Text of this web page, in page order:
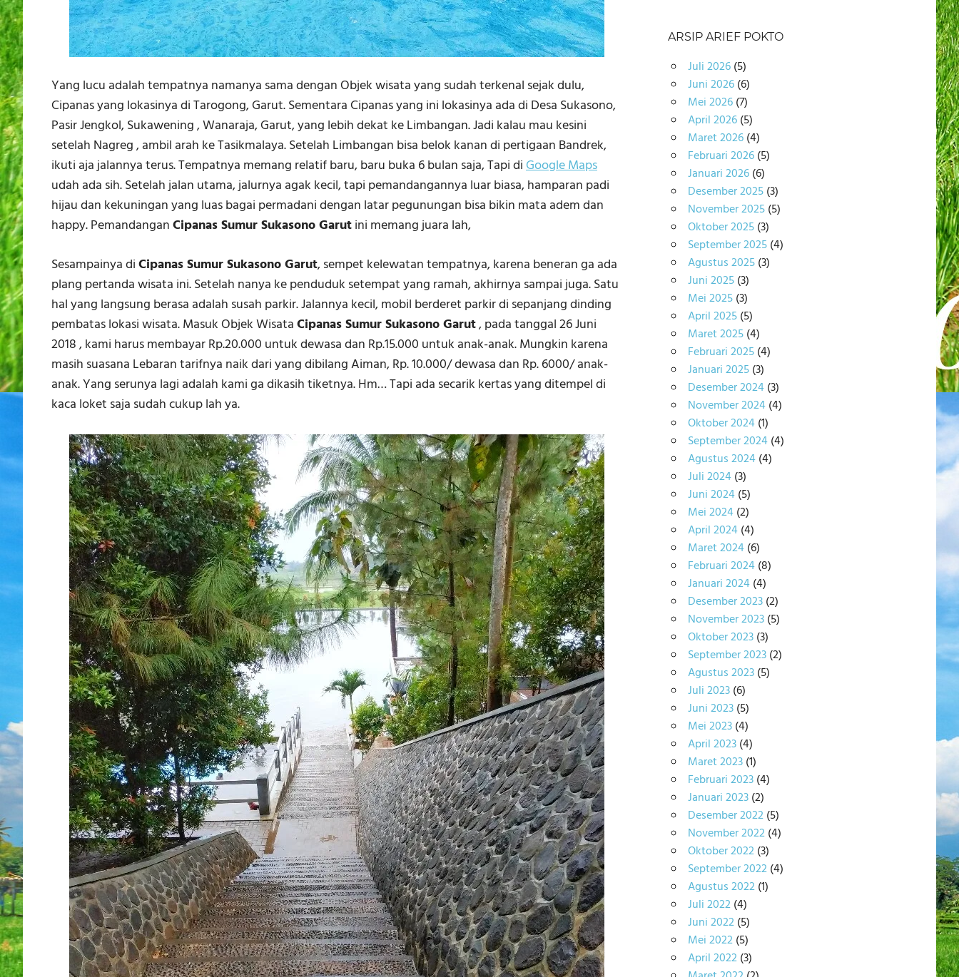
Yang lucu adalah tempatnya namanya sama dengan Objek wisata yang sudah terkenal sejak dulu,
Cipanas yang lokasinya di Tarogong, Garut. Sementara Cipanas yang ini lokasinya ada di Desa Sukasono,
Pasir Jengkol, Sukawening , Wanaraja, Garut, yang lebih dekat ke Limbangan. Jadi kalau mau kesini
setelah Nagreg , ambil arah ke Tasikmalaya. Setelah Limbangan bisa belok kanan di pertigaan Bandrek,
ikuti aja jalannya terus. Tempatnya memang relatif baru, baru buka 6 bulan saja, Tapi diGoogle Maps
udah ada sih. Setelah jalan utama, jalurnya agak kecil, tapi pemandangannya luar biasa, hamparan padi
hijau dan kekuningan yang luas bagai permadani dengan latar pegunungan bisa bikin mata adem dan
happy. PemandanganCipanas Sumur Sukasono Garutini memang juara lah,
Sesampainya diCipanas Sumur Sukasono Garut, sempet kelewatan tempatnya, karena beneran ga ada
plang pertanda wisata ini. Setelah nanya ke penduduk setempat yang ramah, akhirnya sampai juga. Satu
hal yang langsung berasa adalah susah parkir. Jalannya kecil, mobil berderet parkir di sepanjang dinding
pembatas lokasi wisata. Masuk Objek WisataCipanas Sumur Sukasono Garut, pada tanggal 26 Juni
2018 , kami harus membayar Rp.20.000 untuk dewasa dan Rp.15.000 untuk anak-anak. Mungkin karena
masih suasana Lebaran tarifnya naik dari yang dibilang Aiman, Rp. 10.000/ dewasa dan Rp. 6000/ anak-
anak. Yang serunya lagi adalah kami ga dikasih tiketnya. Hm… Tapi ada secarik kertas yang ditempel di
kaca loket saja sudah cukup lah ya.
ARSIP ARIEF POKTO
Juli 2026(5)
Juni 2026(6)
Mei 2026(7)
April 2026(5)
Maret 2026(4)
Februari 2026(5)
Januari 2026(6)
Desember 2025(3)
November 2025(5)
Oktober 2025(3)
September 2025(4)
Agustus 2025(3)
Juni 2025(3)
Mei 2025(3)
April 2025(5)
Maret 2025(4)
Februari 2025(4)
Januari 2025(3)
Desember 2024(3)
November 2024(4)
Oktober 2024(1)
September 2024(4)
Agustus 2024(4)
Juli 2024(3)
Juni 2024(5)
Mei 2024(2)
April 2024(4)
Maret 2024(6)
Februari 2024(8)
Januari 2024(4)
Desember 2023(2)
November 2023(5)
Oktober 2023(3)
September 2023(2)
Agustus 2023(5)
Juli 2023(6)
Juni 2023(5)
Mei 2023(4)
April 2023(4)
Maret 2023(1)
Februari 2023(4)
Januari 2023(2)
Desember 2022(5)
November 2022(4)
Oktober 2022(3)
September 2022(4)
Agustus 2022(1)
Juli 2022(4)
Juni 2022(5)
Mei 2022(5)
April 2022(3)